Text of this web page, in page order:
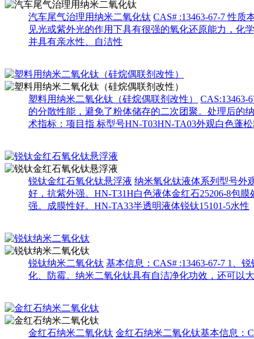
汽车尾气治理用纳米二氧化钛 CAS# :13463-67-7 性
见光或紫外光的作用下具有很强的氧化还原能力，化
并具有亲水性、自洁性
塑料用纳米二氧化钛（硅烷偶联剂改性）
CAS:13463-
的分散性能，避免了粉体储存的二次团聚。处理后的
术指标：项目指 标型号HN-T03HN-TA03外观白色蓬
锐钛金红石氧化钛悬浮液 纳米氧化钛液体系列型号外
好，抗紫外强。HN-T31H白色液体金红石25206-8包
强。成膜性好。HN-TA33半透明液体锐钛15101-5水性
锐钛纳米二氧化钛 基本信息：CAS# :13463-67-7 1、
化、防霉。纳米二氧化钛具有自洁净化功效，还可以
金红石纳米二氧化钛 金红石纳米二氧化钛基本信息：